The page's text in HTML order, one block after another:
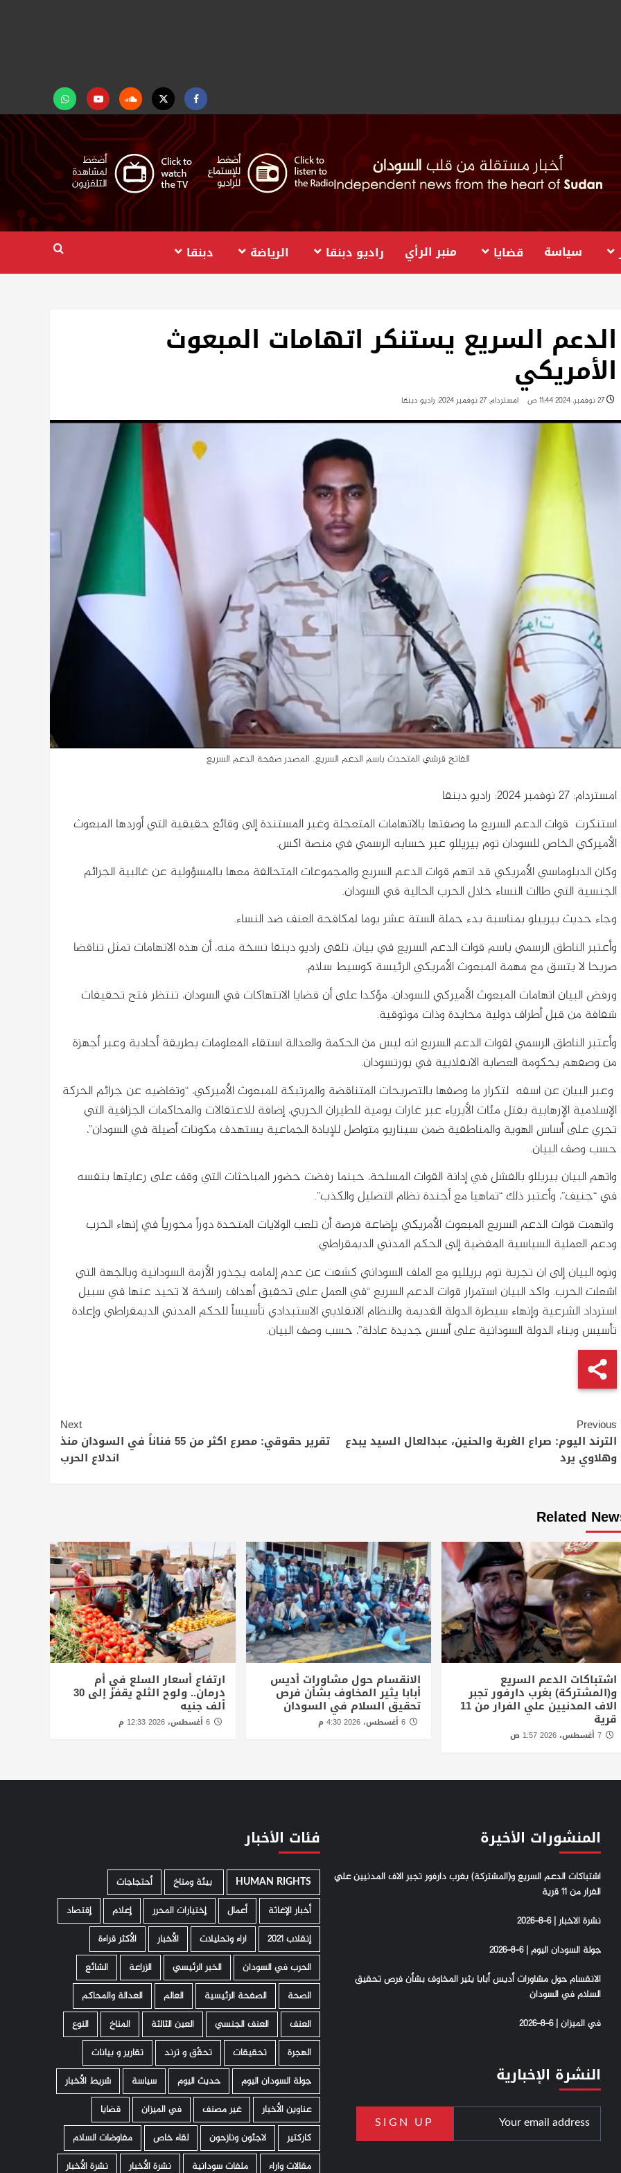
Facebook
Twitter
Soundcloud
Youtubeتابعنا
على
واتساب
سياسة قضايا منبر الرأي راديو دبنقا الرياضة دبنقا
الدعم السريع يستنكر اتهامات المبعوث
الأمريكي
27 نوفمبر، 2024 11:44 ص امستردام: 27 نوفمبر 2024: راديو دبنقا
الفاتح قرشي المتحدث باسم الدعم السريع.. المصدر صفحة الدعم السريع
امستردام: 27 نوفمبر 2024: راديو دبنقا
استنكرت قوات الدعم السريع ما وصفتها بالاتهامات المتعجلة وغير المستندة إلى وقائع حقيقية التي أوردها المبعوث
الأميركي الخاص للسودان توم بيريللو عبر حسابه الرسمي في منصة اكس.
وكان الدبلوماسي الأمريكي قد اتهم قوات الدعم السريع والمجموعات المتحالفة معها بالمسؤولية عن غالبية الجرائم
الجنسية التي طالت النساء خلال الحرب الحالية في السودان.
وجاء حديث بيرييلو بمناسبة بدء حملة الستة عشر يوما لمكافحة العنف ضد النساء.
وأعتبر الناطق الرسمي باسم قوات الدعم السريع في بيان، تلقى راديو دبنقا نسخة منه، أن هذه الاتهامات تمثل تناقضا
صريحا لا يتسق مع مهمة المبعوث الأمريكي الرئيسة كوسيط سلام.
ورفض البيان اتهامات المبعوث الأميركي للسودان، مؤكدا على أن قضايا الانتهاكات في السودان، تنتظر فتح تحقيقات
شفافة من قبل أطراف دولية محايدة وذات موثوقية.
وأعتبر الناطق الرسمي لقوات الدعم السريع انه ليس من الحكمة والعدالة استقاء المعلومات بطريقة أحادية وعبر أجهزة
من وصفهم بحكومة العصابة الانقلابية في بورتسودان.
وعبر البيان عن اسفه لتكرار ما وصفها بالتصريحات المتناقضة والمرتبكة للمبعوث الأميركي، “وتغاضيه عن جرائم الحركة
الإسلامية الإرهابية بقتل مئات الأبرياء عبر غارات يومية للطيران الحربي، إضافة للاعتقالات والمحاكمات الجزافية التي
تجري على أساس الهوية والمناطقية ضمن سيناريو متواصل للإبادة الجماعية يستهدف مكونات أصيلة في السودان”،
حسب وصف البيان.
واتهم البيان بيريللو بالفشل في إدانة القوات المسلحة، حينما رفضت حضور المباحثات التي وقف على رعايتها بنفسه
في “جنيف”، وأعتبر ذلك “تماهيا مع أجندة نظام التضليل والكذب”.
واتهمت قوات الدعم السريع المبعوث الأمريكي بإضاعة فرصة أن تلعب الولايات المتحدة دوراً محورياً في إنهاء الحرب
ودعم العملية السياسية المفضية إلى الحكم المدني الديمقراطي.
ونوه البيان إلى ان تجربة توم بريلليو مع الملف السوداني كشفت عن عدم إلمامه بجذور الأزمة السودانية وبالجهة التي
اشعلت الحرب. واكد البيان استمرار قوات الدعم السريع “في العمل على تحقيق أهداف راسخة لا تحيد عنها في سبيل
استرداد الشرعية وإنهاء سيطرة الدولة القديمة والنظام الانقلابي الاستبدادي تأسيساً للحكم المدني الديمقراطي وإعادة
تأسيس وبناء الدولة السودانية على أسس جديدة عادلة”، حسب وصف البيان.
Continue
Reading
Previous
الترند اليوم: صراع الغربة والحنين، عبدالعال السيد يبدع
وهلاوي يرد
Next
تقرير حقوقي: مصرع اكثر من 55 فناناً في السودان منذ
اندلاع الحرب
Related
اشتباكات الدعم السريع
و(المشتركة) بغرب دارفور تجبر
الاف المدنيين علي الفرار من 11
قرية
7 أغسطس، 2026 1:57 ص
الانقسام حول مشاورات أديس
أبابا يثير المخاوف بشأن فرص
تحقيق السلام في السودان
ارتفاع أسعار السلع في أم
درمان.. ولوح الثلج يقفز إلى 30
ألف جنيه
6 أغسطس، 2026 12:33 م
المنشورات الأخيرة
اشتباكات الدعم السريع و(المشتركة) بغرب دارفور تجبر الاف المدنيين علي
الفرار من 11 قرية
نشرة الاخبار | 6-8-2026
جولة السودان اليوم | 6-8-2026
الانقسام حول مشاورات أديس أبابا يثير المخاوف بشأن فرص تحقيق
السلام في السودان
في الميزان | 6-8-2026
النشرة الإخبارية
فئات الأخبار
HUMAN RIGHTS ­ بيئة ومناخ
أحتجاجات
أخبار الإغاثة
أعمال إختيارات المحرر إعلام
إقتصاد
إنقلاب 2021
اراء وتحليلات الأخبار
الأكثر قراءة
الحرب في السودان
الخبر الرئيسي الزراعة
الشائع
الصحة
الصفحة الرئيسية العالم
العدالة والمحاكم
العنف
العنف الجنسي العين الثالثة المناخ
النوع
الهجرة
تحقيقات تحقّق و ترند
تقارير و بيانات
جولة السودان اليوم
حديث اليوم سياسة
شريط الأخبار
عناوين الأخبار
غير مصنف في الميزان
قضايا
كاركتير
لاجئون ونازحون لقاء خاص
مفاوضات السلام
مقالات واراء
ملفات سودانية نشرة الأخبار نشرة الأخبار